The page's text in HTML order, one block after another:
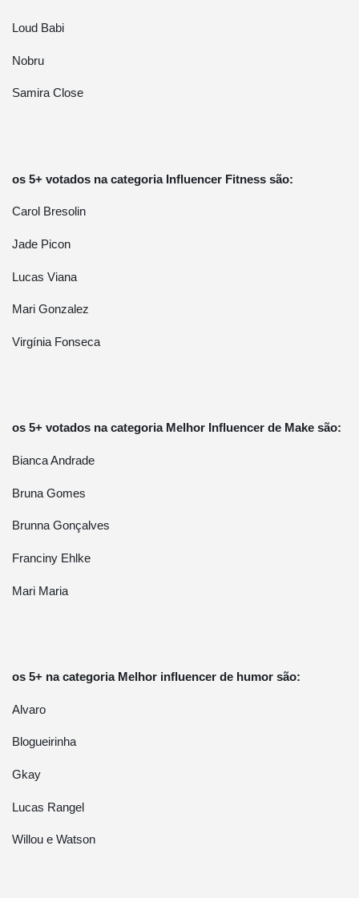
Loud Babi
Nobru
Samira Close
os 5+ votados na categoria Influencer Fitness são:
Carol Bresolin
Jade Picon
Lucas Viana
Mari Gonzalez
Virgínia Fonseca
os 5+ votados na categoria Melhor Influencer de Make são:
Bianca Andrade
Bruna Gomes
Brunna Gonçalves
Franciny Ehlke
Mari Maria
os 5+ na categoria Melhor influencer de humor são:
Alvaro
Blogueirinha
Gkay
Lucas Rangel
Willou e Watson